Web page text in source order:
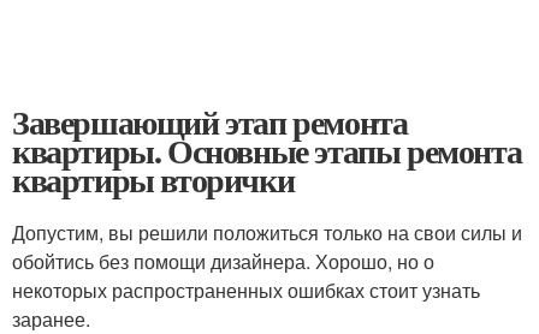
Завершающий этап ремонта
квартиры. Основные этапы ремонта
квартиры вторички
Допустим, вы решили положиться только на свои силы и
обойтись без помощи дизайнера. Хорошо, но о
некоторых распространенных ошибках стоит узнать
заранее.